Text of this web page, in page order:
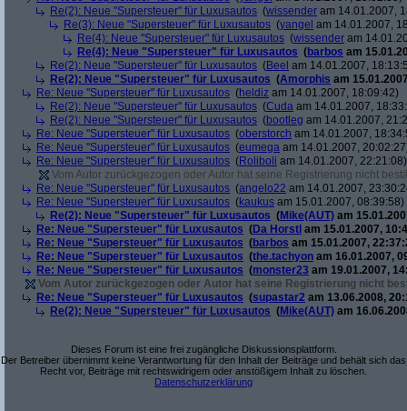
Re(2): Neue "Supersteuer" für Luxusautos (wissender am 14.01.2007,
Re(3): Neue "Supersteuer" für Luxusautos (yangel am 14.01.2007,
Re(4): Neue "Supersteuer" für Luxusautos (wissender am
Re(4): Neue "Supersteuer" für Luxusautos (barbos am
Re(2): Neue "Supersteuer" für Luxusautos (Beel am 14.01.2007,
Re(2): Neue "Supersteuer" für Luxusautos (Amorphis am
Re: Neue "Supersteuer" für Luxusautos (heldiz am 14.01.2007, 18:09:42)
Re(2): Neue "Supersteuer" für Luxusautos (Cuda am 14.01.2007,
Re(2): Neue "Supersteuer" für Luxusautos (bootleg am 14.01.2007,
Re: Neue "Supersteuer" für Luxusautos (oberstorch am 14.01.2007,
Re: Neue "Supersteuer" für Luxusautos (eumega am 14.01.2007,
Re: Neue "Supersteuer" für Luxusautos (Roliboli am 14.01.2007, 22:21:08)
Vom Autor zurückgezogen oder Autor hat seine Registrierung nicht
Re: Neue "Supersteuer" für Luxusautos (angelo22 am 14.01.2007,
Re: Neue "Supersteuer" für Luxusautos (kaukus am 15.01.2007, 08:39:58)
Re(2): Neue "Supersteuer" für Luxusautos (Mike(AUT) am
Re: Neue "Supersteuer" für Luxusautos (Da Horstl am 15.01.2007,
Re: Neue "Supersteuer" für Luxusautos (barbos am 15.01.2007,
Re: Neue "Supersteuer" für Luxusautos (the.tachyon am 16.01.2007,
Re: Neue "Supersteuer" für Luxusautos (monster23 am 19.01.2007,
Vom Autor zurückgezogen oder Autor hat seine Registrierung nicht
Re: Neue "Supersteuer" für Luxusautos (supastar2 am 13.06.2008,
Re(2): Neue "Supersteuer" für Luxusautos (Mike(AUT) am
Dieses Forum ist eine frei zugängliche Diskussionsplattform.
Der Betreiber übernimmt keine Verantwortung für den Inhalt der Beiträge und behält sich das
Recht vor, Beiträge mit rechtswidrigem oder anstößigem Inhalt zu löschen.
Datenschutzerklärung